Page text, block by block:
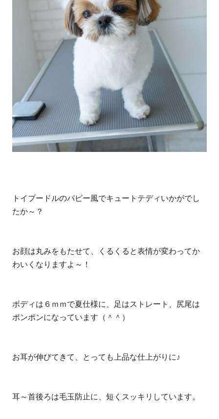
トイプードルのパピー風でキュートテディいかがでし
たか～？
お顔は丸みをもたせて、くるくると表情が変わってか
わいくなりますよ～！
ボディは６ｍｍで夏仕様に、足はストレート、尻尾は
ポンポンになっています（＾＾）
お耳が伸びてきて、とっても上品な仕上がりに♪
耳～首後ろは毛玉防止に、短くスッキリしています。